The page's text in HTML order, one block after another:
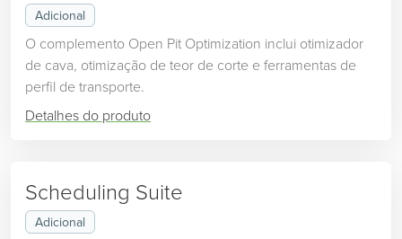
Adicional
O complemento Open Pit Optimization inclui otimizador
de cava, otimização de teor de corte e ferramentas de
perfil de transporte.
Detalhes do produto
Scheduling Suite
Adicional